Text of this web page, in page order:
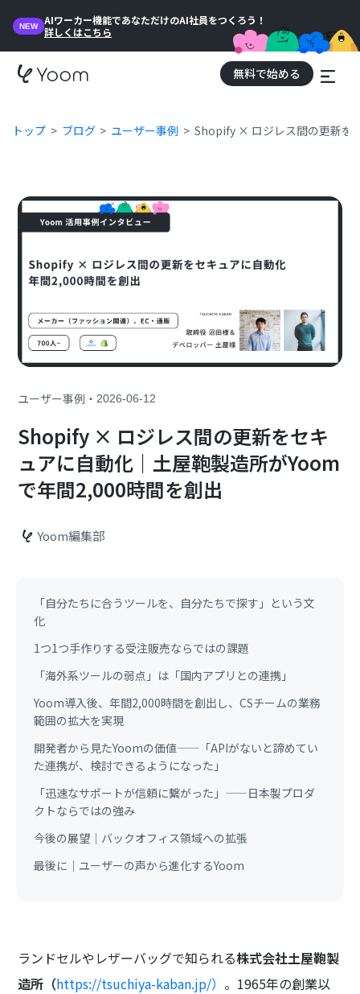
NEW
AIワーカー機能であなただけのAI社員をつくろう！
詳しくはこちら
無料で始める
トップ ブログ ユーザー事例 Shopify × ロジレス間の更新を
ユーザー事例 ・2026-06-12
Shopify × ロジレス間の更新をセキ
ュアに自動化｜土屋鞄製造所がYoom
で年間2,000時間を創出
Yoom編集部
「自分たちに合うツールを、自分たちで探す」という文
化
1つ1つ手作りする受注販売ならではの課題
「海外系ツールの弱点」は「国内アプリとの連携」
Yoom導入後、年間2,000時間を創出し、CSチームの業務
範囲の拡大を実現
開発者から見たYoomの価値——「APIがないと諦めてい
た連携が、検討できるようになった」
「迅速なサポートが信頼に繋がった」——日本製プロダ
クトならではの強み
今後の展望｜バックオフィス領域への拡張
最後に｜ユーザーの声から進化するYoom
ランドセルやレザーバッグで知られる株式会社土屋鞄製
造所（https://tsuchiya-kaban.jp/） 。1965年の創業以